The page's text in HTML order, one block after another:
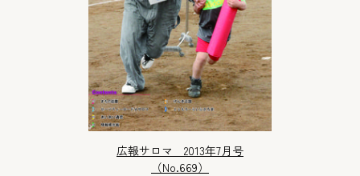
広報サロマ 2013年7月号
（No.669）